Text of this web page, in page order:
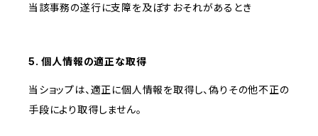
当該事務の遂行に支障を及ぼすおそれがあるとき
5. 個人情報の適正な取得
当ショップは、適正に個人情報を取得し、偽りその他不正の
手段により取得しません。